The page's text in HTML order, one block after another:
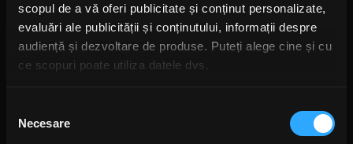
scopul de a vă oferi publicitate și conținut personalizate,
evaluări ale publicității și conținutului, informații despre
audiență și dezvoltare de produse. Puteți alege cine și cu
ce scopuri poate utiliza datele dvs.
Să colectăm informațiile cu privire la locația dvs.
consimțământului
Necesare
IHSAHN EMPEROR ROB HALFORD JUDAS PRIEST ROB HALFORD
ADAM NERGAL DARSKI NERGAL ME AND THAT MAN BEHEMOTH